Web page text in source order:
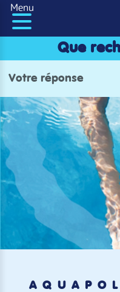
Panneau de gestion des
Menu
Que